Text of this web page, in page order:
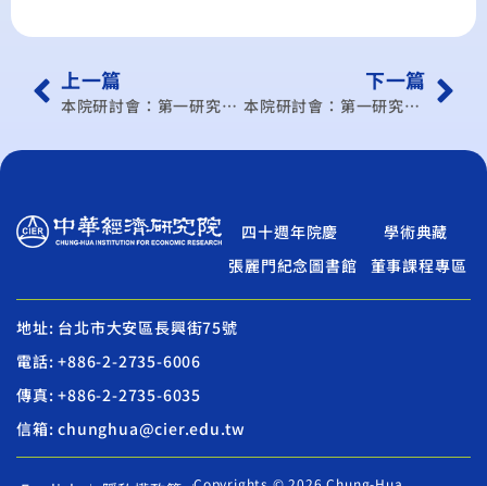
上一篇
本院研討會：第一研究所學術研討會(101/1月)
下一篇
本院研討會：第一研究所與台灣大學學術合作研討會(101/2月)
四十週年院慶
學術典藏
張麗門紀念圖書館
董事課程專區
地址: 台北市大安區長興街75號
電話: +886-2-2735-6006
傳真: +886-2-2735-6035
信箱: chunghua@cier.edu.tw